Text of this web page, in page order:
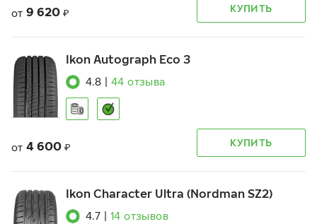
от 9 620 ₽ КУПИТЬ
Ikon Autograph Eco 3
4.8 44 отзыва
от 4 600 ₽ КУПИТЬ
Ikon Character Ultra (Nordman SZ2)
4.7 14 отзывов